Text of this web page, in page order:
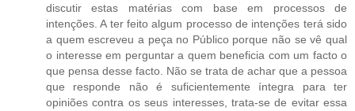
discutir estas matérias com base em processos de
intenções. A ter feito algum processo de intenções terá sido
a quem escreveu a peça no Público porque não se vê qual
o interesse em perguntar a quem beneficia com um facto o
que pensa desse facto. Não se trata de achar que a pessoa
que responde não é suficientemente íntegra para ter
opiniões contra os seus interesses, trata-se de evitar essa